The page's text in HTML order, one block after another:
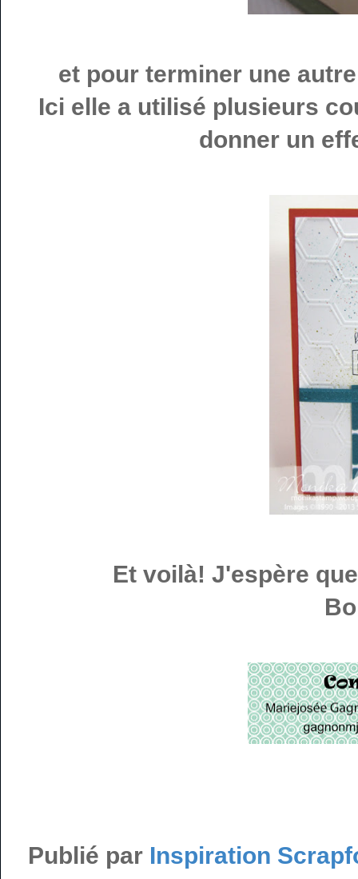
et pour terminer une
Ici elle a utilisé plusieurs
donner un
Et voilà! J'espère
Publié par Inspiration